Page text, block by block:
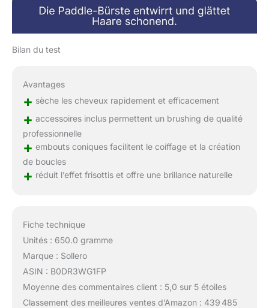
Bilan du test
Avantages
+ sèche les cheveux rapidement et efficacement
+ accessoires inclus permettent un brushing de qualité
professionnelle
+ embouts coniques facilitent le coiffage et la création
de boucles
+ réduit l’effet frisottis et offre une brillance naturelle
Fiche technique
Unités : 650.0 gramme
Marque : Sollero
ASIN : B0DR3WG1FP
Moyenne des commentaires client : 5,0 sur 5 étoiles
Classement des meilleures ventes d’Amazon : 439 485